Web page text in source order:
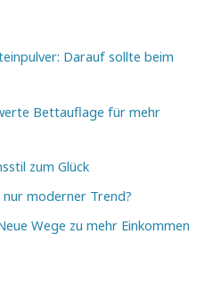
Darauf sollte beim
Bettauflage für mehr
zum Glück
moderner Trend?
Wege zu mehr Einkommen